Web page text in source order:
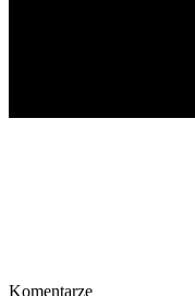
Komentarze